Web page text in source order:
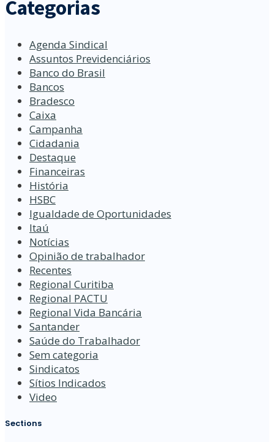
Categorias
Agenda Sindical
Assuntos Previdenciários
Banco do Brasil
Bancos
Bradesco
Caixa
Campanha
Cidadania
Destaque
Financeiras
História
HSBC
Igualdade de Oportunidades
Itaú
Notícias
Opinião de trabalhador
Recentes
Regional Curitiba
Regional PACTU
Regional Vida Bancária
Santander
Saúde do Trabalhador
Sem categoria
Sindicatos
Sítios Indicados
Video
Sections